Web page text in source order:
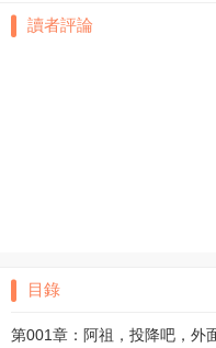
讀者評論
目錄
第001章：阿祖，投降吧，外